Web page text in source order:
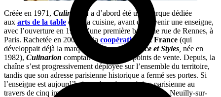
Créée en 1971, Culinariona d’abord été une marque dédiée
aux arts de la table et de la cuisine, avant de devenir une enseigne,
avec l’ouverture en 1972 d’une première boutique rue de Rennes, à
Paris. Rachetée en 2006 par la coopérative EK France (qui
développait déjà la marque-enseigneAmbiance et Styles née en
1982), Culinarion comptait à l’époque 8 points de vente. Depuis, la
chaîne s’est progressivement déployée sur l’ensemble du territoire,
tandis que son adresse parisienne historique a fermé ses portes. Si
l’enseigne est aujourd’hui représentée en région parisienne au
travers de cinq implantations (à Issy-les-Moulineaux, Neuilly-sur-